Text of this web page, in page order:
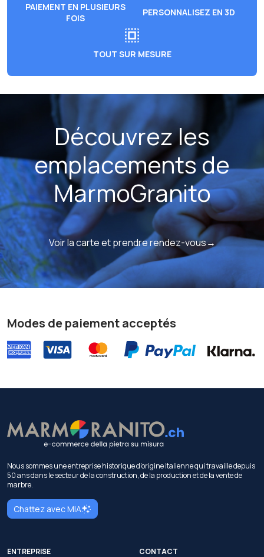
PAIEMENT EN PLUSIEURS
FOIS
PERSONNALISEZ EN 3D
TOUT SUR MESURE
Découvrez les
emplacements de
MarmoGranito
Voir la carte et prendre rendez-vous→
Modes de paiement acceptés
Nous sommes une entreprise historique d'origine italienne qui travaille depuis
50 ans dans le secteur de la construction, de la production et de la vente de
marbre.
Chattez avec MIA
ENTREPRISE
CONTACT